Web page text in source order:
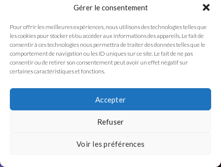
Gérer le consentement
Pour offrir les meilleures expériences, nous utilisons des technologies telles que
les cookies pour stocker et/ou accéder aux informations des appareils. Le fait de
consentir à ces technologies nous permettra de traiter des données telles que le
comportement de navigation ou les ID uniques sur ce site. Le fait de ne pas
consentir ou de retirer son consentement peut avoir un effet négatif sur
certaines caractéristiques et fonctions.
Accepter
Refuser
Voir les préférences